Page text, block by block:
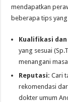
mendapatkan
beberapa tips
Kualifikasi dan
yang sesuai
menangani
Reputasi: Cari
rekomendasi
dokter umum